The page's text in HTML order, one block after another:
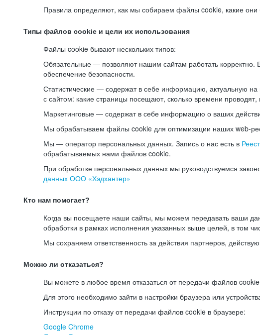
Правила определяют, как мы собираем файлы cookie, какие они
Типы файлов cookie и цели их использования
Файлы cookie бывают нескольких типов:
Обязательные — позволяют нашим сайтам работать корректно.
обеспечение безопасности.
Статистические — содержат в себе информацию, актуальную
с сайтом: какие страницы посещают, сколько времени
Маркетинговые — содержат в себе информацию о ваших
Мы обрабатываем файлы cookie для оптимизации наших web-
Мы — оператор персональных данных. Запись о нас есть в
обрабатываемых нами файлов cookie.
При обработке персональных данных мы руководствуемся
данных ООО «Хэдхантер»
Кто нам помогает?
Когда вы посещаете наши сайты, мы можем передавать
обработки в рамках исполнения указанных выше целей, в том
Мы сохраняем ответственность за действия партнеров,
Можно ли отказаться?
Вы можете в любое время отказаться от передачи файлов
Для этого необходимо зайти в настройки браузера или
Инструкции по отказу от передачи файлов cookie в браузере:
Google Chrome